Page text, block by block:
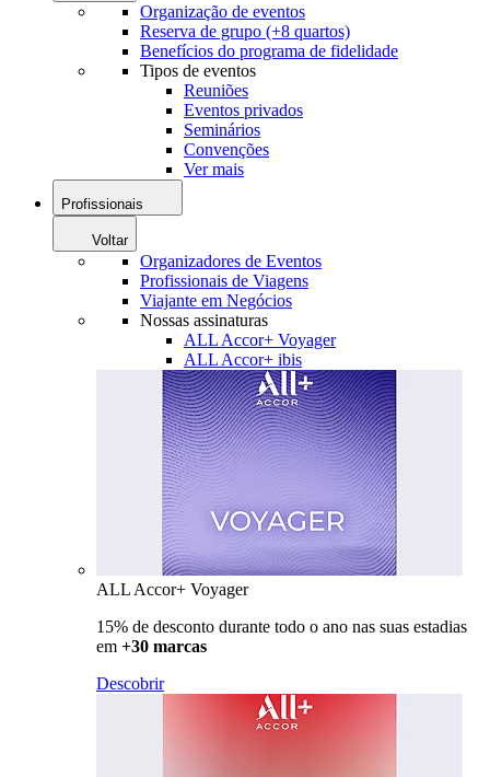
Organização de eventos
Reserva de grupo (+8 quartos)
Benefícios do programa de fidelidade
Tipos de eventos
Reuniões
Eventos privados
Seminários
Convenções
Ver mais
Profissionais
Voltar
Organizadores de Eventos
Profissionais de Viagens
Viajante em Negócios
Nossas assinaturas
ALL Accor+ Voyager
ALL Accor+ ibis
ALL Accor+ Voyager
15% de desconto durante todo o ano nas suas estadias
em +30 marcas
Descobrir